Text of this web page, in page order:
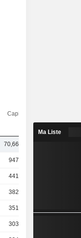
Capi.($)
70,66 Md
947 Md
441 Md
382 Md
351 Md
303 Md
Ma Liste